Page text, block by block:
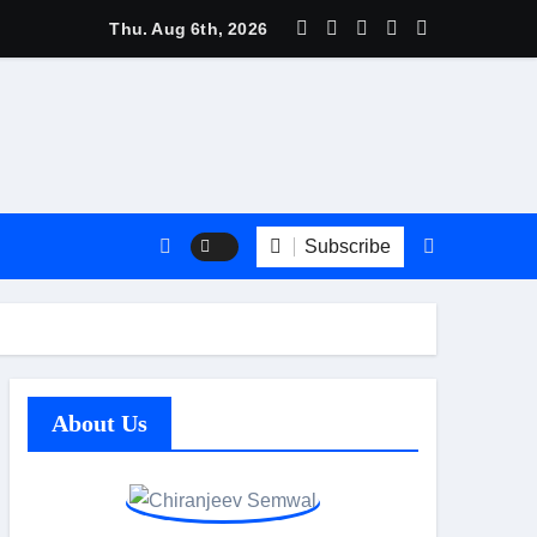
बधानी समेत 13 महिलाओं का हुआ तीलू रौतेली पुरस्कार के लिय चयन
Thu. Aug 6th, 2026
Subscribe
About Us